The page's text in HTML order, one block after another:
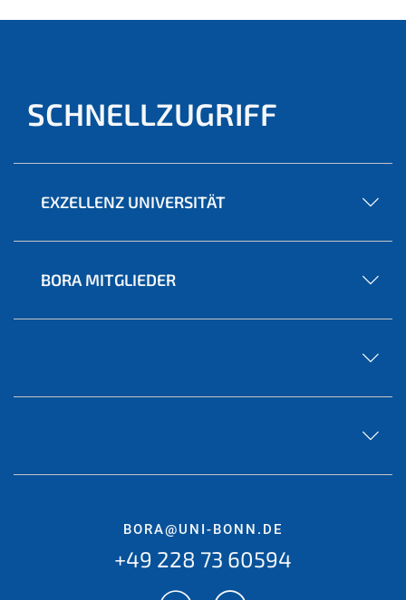
SCHNELLZUGRIFF
EXZELLENZ UNIVERSITÄT
BORA MITGLIEDER
BORA@UNI-BONN.DE
+49 228 73 60594